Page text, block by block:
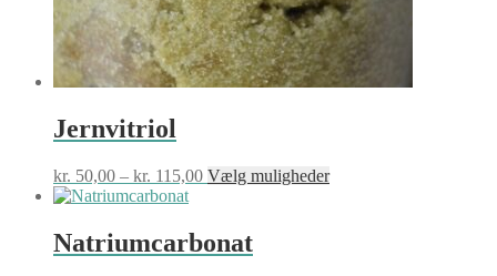
Jernvitriol
kr. 50,00 – kr. 115,00Prisinterval:
kr. 115,00
Vælg mulighederDette
Natriumcarbonat